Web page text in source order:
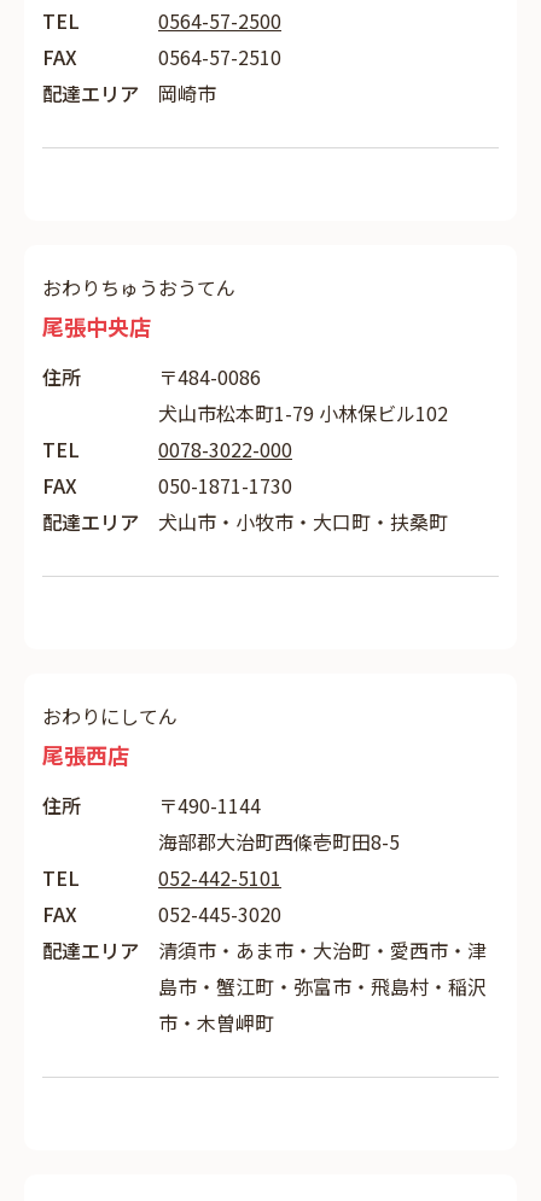
TEL
0564-57-2500
FAX
0564-57-2510
配達エリア
岡崎市
おわりちゅうおうてん
尾張中央店
住所
〒484-0086
犬山市松本町1-79 小林保ビル102
TEL
0078-3022-000
FAX
050-1871-1730
配達エリア
犬山市・小牧市・大口町・扶桑町
おわりにしてん
尾張西店
住所
〒490-1144
海部郡大治町西條壱町田8-5
TEL
052-442-5101
FAX
052-445-3020
配達エリア
清須市・あま市・大治町・愛西市・津
島市・蟹江町・弥富市・飛島村・稲沢
市・木曽岬町